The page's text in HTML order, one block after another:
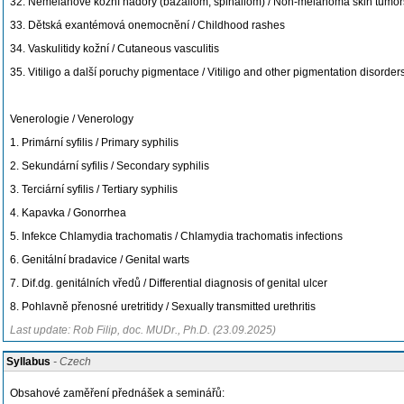
33. Dětská exantémová onemocnění / Childhood rashes
34. Vaskulitidy kožní / Cutaneous vasculitis
35. Vitiligo a další poruchy pigmentace / Vitiligo and other pigmentation
Venerologie / Venerology
1. Primární syfilis / Primary syphilis
2. Sekundární syfilis / Secondary syphilis
3. Terciární syfilis / Tertiary syphilis
4. Kapavka / Gonorrhea
5. Infekce Chlamydia trachomatis / Chlamydia trachomatis infections
6. Genitální bradavice / Genital warts
7. Dif.dg. genitálních vředů / Differential diagnosis of genital ulcer
8. Pohlavně přenosné uretritidy / Sexually transmitted urethritis
Last update: Rob Filip, doc. MUDr., Ph.D. (23.09.2025)
Syllabus - Czech
Obsahové zaměření přednášek a seminářů: